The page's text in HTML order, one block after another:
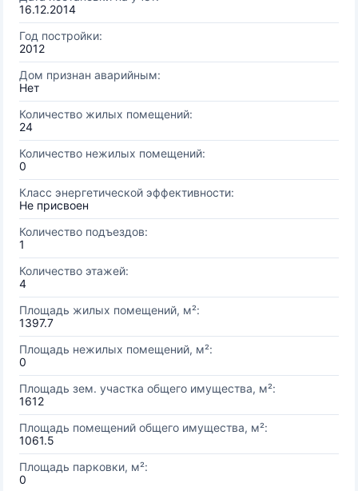
16.12.2014
Год постройки:
2012
Дом признан аварийным:
Нет
Количество жилых помещений:
24
Количество нежилых помещений:
0
Класс энергетической эффективности:
Не присвоен
Количество подъездов:
1
Количество этажей:
4
Площадь жилых помещений, м²:
1397.7
Площадь нежилых помещений, м²:
0
Площадь зем. участка общего имущества, м²:
1612
Площадь помещений общего имущества, м²:
1061.5
Площадь парковки, м²:
0